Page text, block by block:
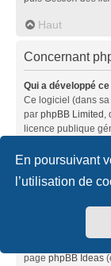
En poursuivant
l’utilisation de
Haut
Concernant
Qui a développé
Ce logiciel (dans
par phpBB Limited,
licence publique
À propos de phpBB
Haut
Ce logiciel a été
vous pensez
page phpBB Ideas